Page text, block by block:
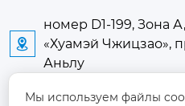

номер D1-199,
«Хуамэй Чжицзао»,
Аньлу
 2673889948@qq.com
Мы используем файлы